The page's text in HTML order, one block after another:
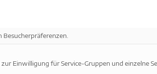
Einwilligung für Service-Gruppen und einzelne